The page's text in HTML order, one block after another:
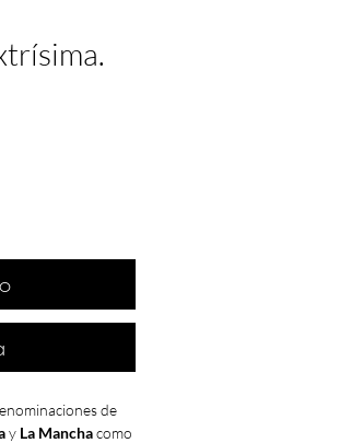
de
y La Manchacomo